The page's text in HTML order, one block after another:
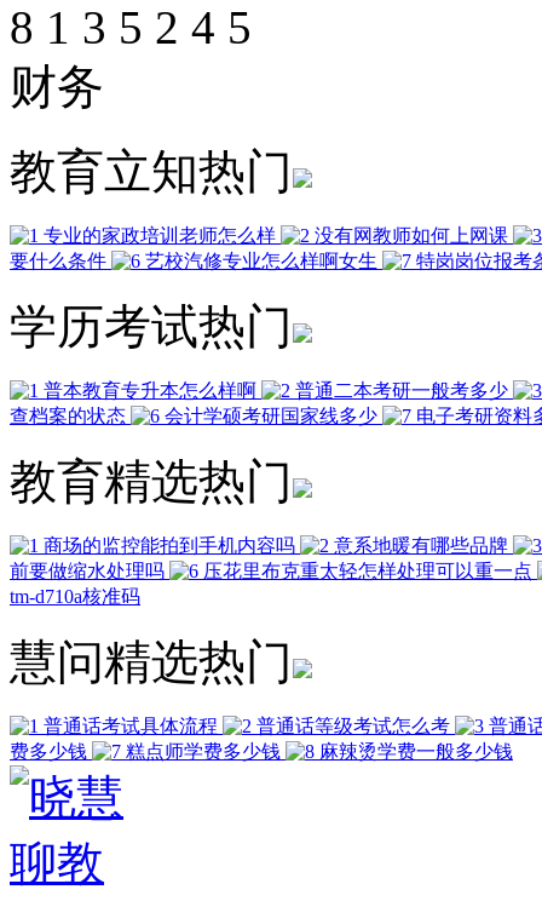
8 1 3 5 2 4 5
财务
教育立知热门
专业的家政培训老师怎么样
没有网教师如何上网课
要什么条件
艺校汽修专业怎么样啊女生 特岗岗位报考
学历考试热门
普本教育专升本怎么样啊
普通二本考研一般考多少
查档案的状态
会计学硕考研国家线多少 电子考研资料
教育精选热门
商场的监控能拍到手机内容吗
意系地暖有哪些品牌
前要做缩水处理吗
压花里布克重太轻怎样处理可以重一点
tm-d710a核准码
慧问精选热门
普通话考试具体流程 普通话等级考试怎么考
普通
费多少钱
糕点师学费多少钱 麻辣烫学费一般多少钱